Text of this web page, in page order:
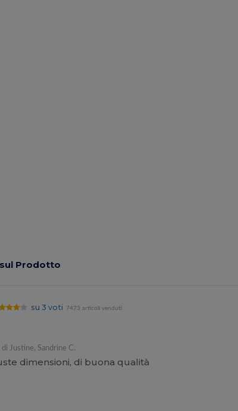
Prodotto
su 3 voti 7473 articoli venduti
di Justine, Sandrine C.
dimensioni, di buona qualità